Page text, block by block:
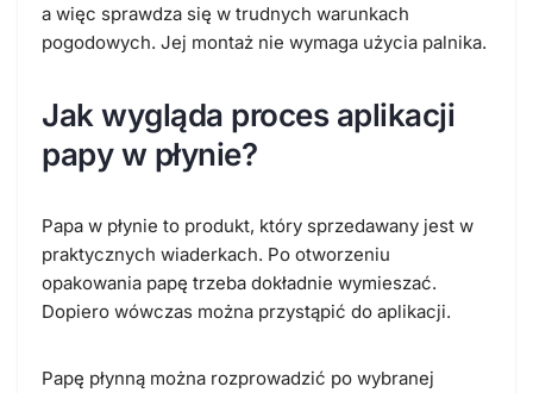
a więc sprawdza się w trudnych warunkach
pogodowych. Jej montaż nie wymaga użycia palnika.
Jak wygląda proces aplikacji
papy w płynie?
Papa w płynie to produkt, który sprzedawany jest w
praktycznych wiaderkach. Po otworzeniu
opakowania papę trzeba dokładnie wymieszać.
Dopiero wówczas można przystąpić do aplikacji.
Papę płynną można rozprowadzić po wybranej